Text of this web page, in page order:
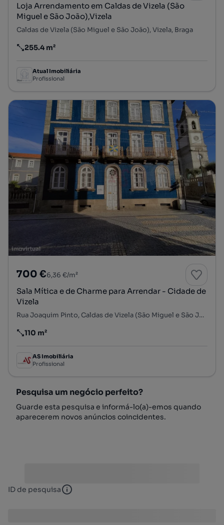
Loja Arrendamento em Caldas de Vizela (São
Miguel e São João),Vizela
Caldas de Vizela (São Miguel e São João), Vizela, Braga
Preço por metro quadrado
255.4 m²
Atual Imobiliária
Profissional
700 €6,36 €/m²
Sala Mítica e de Charme para Arrendar - Cidade de
Vizela
Rua Joaquim Pinto, Caldas de Vizela (São Miguel e São João), Vizela, Braga
Preço por metro quadrado
110 m²
AS Imobiliária
Profissional
Pesquisa um negócio perfeito?
Guarde esta pesquisa e informá-lo(a)-emos quando
aparecerem novos anúncios coincidentes.
ID de pesquisa ID de pesquisa